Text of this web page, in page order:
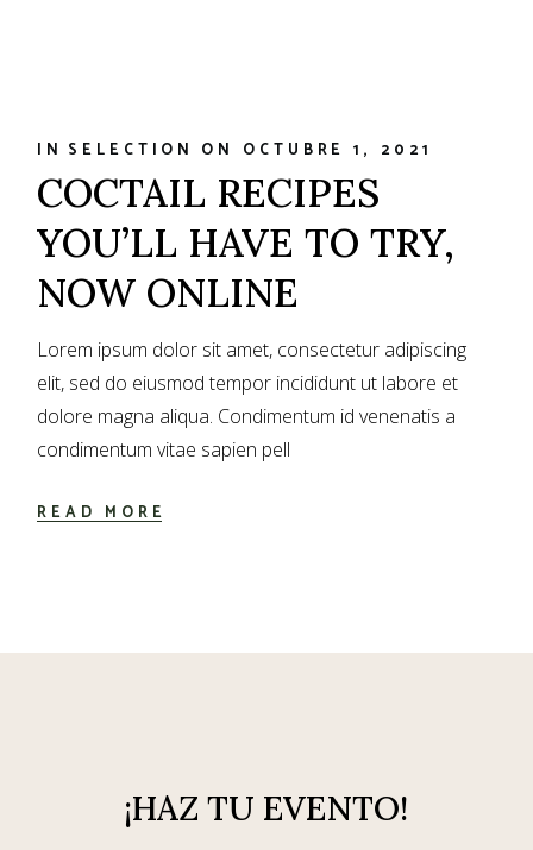
IN SELECTION ON OCTUBRE 1, 2021
COCTAIL RECIPES
YOU’LL HAVE TO TRY,
NOW ONLINE
Lorem ipsum dolor sit amet, consectetur adipiscing
elit, sed do eiusmod tempor incididunt ut labore et
dolore magna aliqua. Condimentum id venenatis a
condimentum vitae sapien pell
READ MORE
¡HAZ TU EVENTO!